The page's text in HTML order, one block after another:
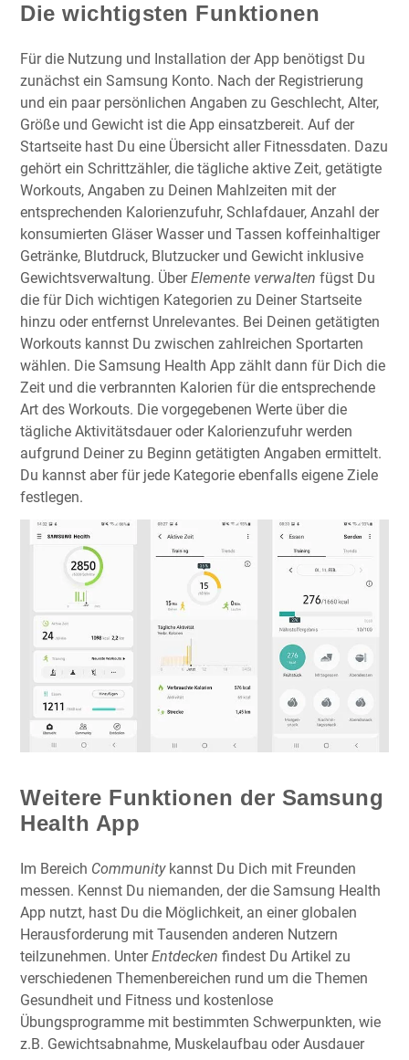
Die wichtigsten Funktionen
Für die Nutzung und Installation der App benötigst Du
zunächst ein Samsung Konto. Nach der Registrierung
und ein paar persönlichen Angaben zu Geschlecht, Alter,
Größe und Gewicht ist die App einsatzbereit. Auf der
Startseite hast Du eine Übersicht aller Fitnessdaten. Dazu
gehört ein Schrittzähler, die tägliche aktive Zeit, getätigte
Workouts, Angaben zu Deinen Mahlzeiten mit der
entsprechenden Kalorienzufuhr, Schlafdauer, Anzahl der
konsumierten Gläser Wasser und Tassen koffeinhaltiger
Getränke, Blutdruck, Blutzucker und Gewicht inklusive
Gewichtsverwaltung. ÜberElemente verwalten fügst Du
die für Dich wichtigen Kategorien zu Deiner Startseite
hinzu oder entfernst Unrelevantes. Bei Deinen getätigten
Workouts kannst Du zwischen zahlreichen Sportarten
wählen. Die Samsung Health App zählt dann für Dich die
Zeit und die verbrannten Kalorien für die entsprechende
Art des Workouts. Die vorgegebenen Werte über die
tägliche Aktivitätsdauer oder Kalorienzufuhr werden
aufgrund Deiner zu Beginn getätigten Angaben ermittelt.
Du kannst aber für jede Kategorie ebenfalls eigene Ziele
festlegen.
Weitere Funktionen der Samsung
Health App
Im Bereich Communitykannst Du Dich mit Freunden
messen. Kennst Du niemanden, der die Samsung Health
App nutzt, hast Du die Möglichkeit, an einer globalen
Herausforderung mit Tausenden anderen Nutzern
teilzunehmen. UnterEntdecken findest Du Artikel zu
verschiedenen Themenbereichen rund um die Themen
Gesundheit und Fitness und kostenlose
Übungsprogramme mit bestimmten Schwerpunkten, wie
z.B. Gewichtsabnahme, Muskelaufbau oder Ausdauer